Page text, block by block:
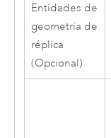
Entidades de
geometría de
réplica
(Opcional)